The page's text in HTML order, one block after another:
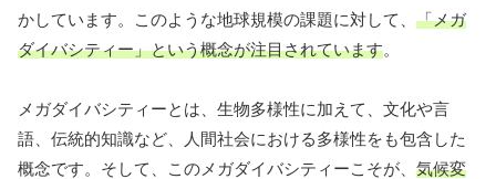
かしています。このような地球規模の課題に対して、 「メガ
ダイバシティー」という概念が注目されています。
メガダイバシティーとは、生物多様性に加えて、文化や言
語、伝統的知識など、人間社会における多様性をも包含した
概念です。そして、このメガダイバシティーこそが、 気候変